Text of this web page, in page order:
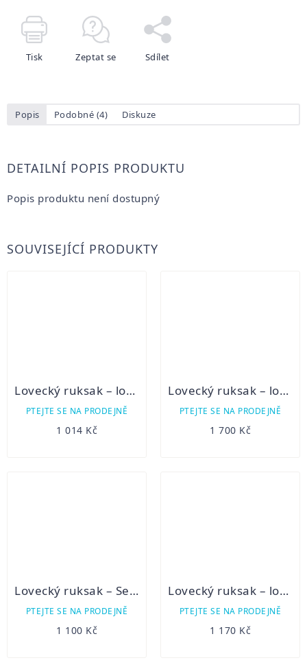
Tisk Zeptat se Sdílet
Popis Podobné (4) Diskuze
DETAILNÍ POPIS PRODUKTU
Popis produktu není dostupný
SOUVISEJÍCÍ PRODUKTY
Lovecký ruksak – lovecké plátno 15B/3
PTEJTE SE NA PRODEJNĚ
1 014 Kč
Lovecký ruksak – lovecká plachtovina 8B/2
PTEJTE SE NA PRODEJNĚ
1 700 Kč
Lovecký ruksak – Sedlářství Jelínek maskáč "A"
PTEJTE SE NA PRODEJNĚ
1 100 Kč
Lovecký ruksak – loden lovecká zeleň 3D.
PTEJTE SE NA PRODEJNĚ
1 170 Kč